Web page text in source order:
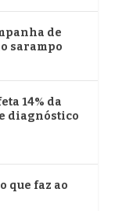
de
sarampo
14% da
diagnóstico
que faz ao